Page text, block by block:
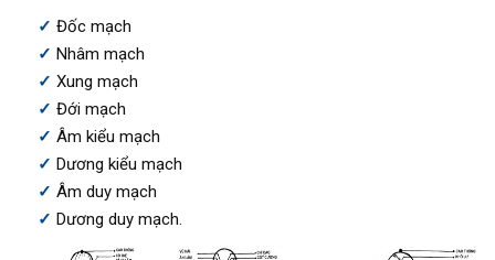
Đốc mạch
Nhâm mạch
Xung mạch
Đới mạch
Âm kiểu mạch
Dương kiểu mạch
Âm duy mạch
Dương duy mạch.